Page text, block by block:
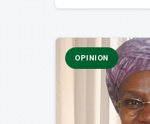
OPINION